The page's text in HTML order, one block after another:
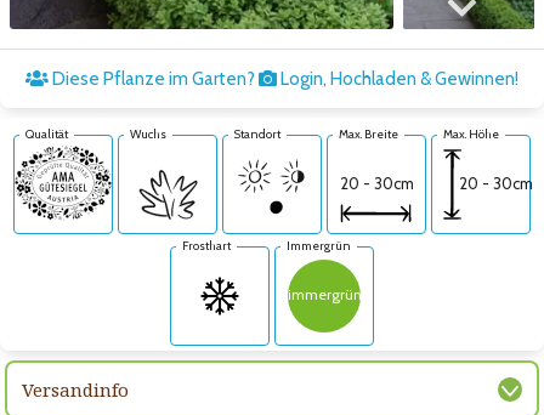
Zum nächsten Bild
Diese Pflanze im Garten? Login, Hochladen & Gewinnen!
Qualität Wuchs Standort Max. Breite
20 - 30cm
Max. Höhe
20 - 30cm
Frosthart Immergrün
immergrün
Versandinfo